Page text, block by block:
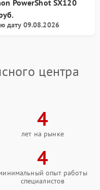
PowerShot SX120
дату 09.08.2026
центра
4
лет на рынке
4
опыт работы
специалистов